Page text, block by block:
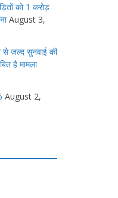
को 1 करोड़
August 3,
से जल्द सुनवाई की
है मामला
August 2,